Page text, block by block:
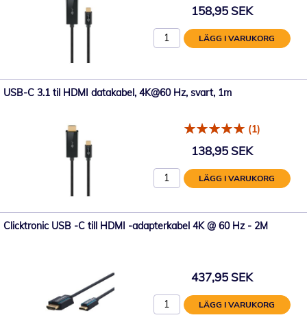
158,95 SEK
LÄGG I VARUKORG
USB-C 3.1 til HDMI datakabel, 4K@60 Hz, svart, 1m
(1)
138,95 SEK
LÄGG I VARUKORG
Clicktronic USB -C till HDMI -adapterkabel 4K @ 60 Hz - 2M
437,95 SEK
LÄGG I VARUKORG